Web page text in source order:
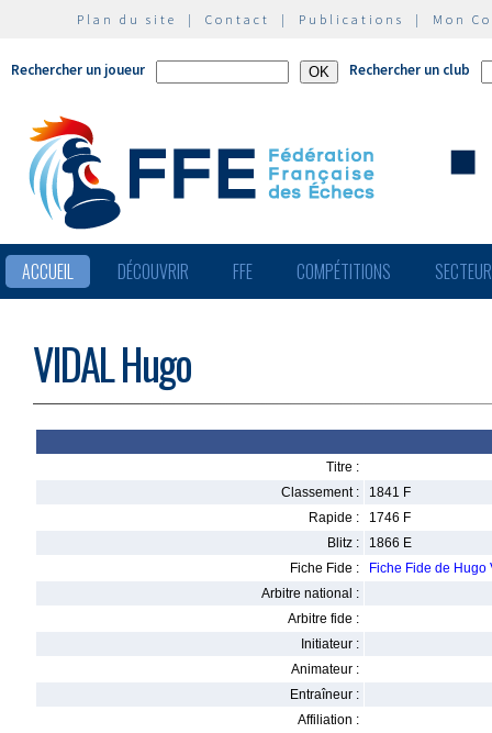
Plan du site | Contact | Publications | Mon
Rechercher un joueur Rechercher un club
ACCUEIL DÉCOUVRIR FFE COMPÉTITIONS
VIDAL Hugo
Titre :
Classement :
1841 F
Rapide :
1746 F
Blitz :
1866 E
Fiche Fide :
Fiche Fide de Hugo
Arbitre national :
Arbitre fide :
Initiateur :
Animateur :
Entraîneur :
Affiliation :